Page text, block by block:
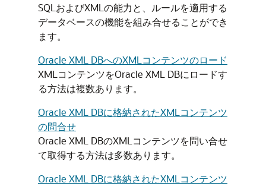
SQLおよびXMLの能力と、ルールを適用する
データベースの機能を組み合せることができ
ます。
Oracle XML DBへのXMLコンテンツのロード
XMLコンテンツをOracle XML DBにロードす
る方法は複数あります。
Oracle XML DBに格納されたXMLコンテンツ
の問合せ
Oracle XML DBのXMLコンテンツを問い合せ
て取得する方法は多数あります。
Oracle XML DBに格納されたXMLコンテンツ